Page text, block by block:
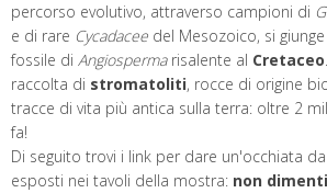
percorso evolutivo, attraverso campioni di
e di rare Cycadacee del Mesozoico, si
fossile di Angiospermarisalente al Cretaceo
raccolta di stromatoliti, rocce di origine
tracce di vita più antica sulla terra: oltre 2
fa!
Di seguito trovi i link per dare un'occhiata
esposti nei tavoli della mostra: non